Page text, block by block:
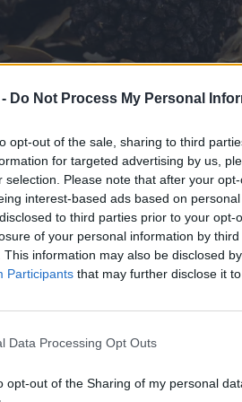
Do Not Process My Personal
opt-out of the sale, sharing to third
for targeted advertising by us,
selection. Please note that after your
interest-based ads based on
to third parties prior to your
of your personal information by
This information may also be disclosed
Participants that may further disclose it
Data Processing Opt Outs
opt-out of the Sharing of my personal
épp ezért mi magunk
Legalábbis nagyon ritka,
van tehát valakire,
Ez a valaki
előírja, hogy
lehet csak föld alatti
faj létezik. Ezek közül
vagyis a
A kutyákon kívül a
eredetileg őket